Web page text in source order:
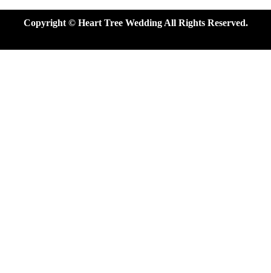
Copyright © Heart Tree Wedding All Rights Reserved.